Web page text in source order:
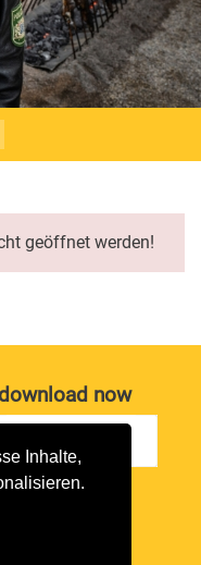
Inhalte,
geöffnet werden!
now
kinos